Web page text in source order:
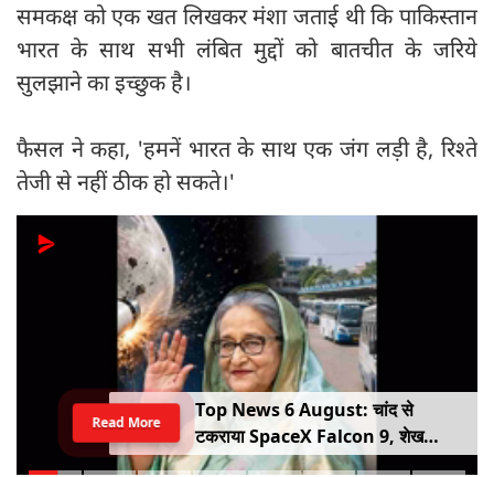
समकक्ष को एक खत लिखकर मंशा जताई थी कि पाकिस्तान
भारत के साथ सभी लंबित मुद्दों को बातचीत के जरिये
सुलझाने का इच्छुक है।
फैसल ने कहा, 'हमनें भारत के साथ एक जंग लड़ी है, रिश्ते
तेजी से नहीं ठीक हो सकते।'
Top News 6 August: चांद से
टकराया SpaceX Falcon 9, शेख
हसीना की घर वापसी का ऐलान, MP में बस
Read More